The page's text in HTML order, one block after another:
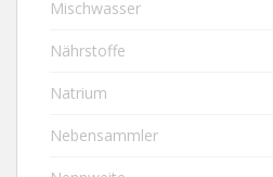
Mischwasser
Nährstoffe
Natrium
Nebensammler